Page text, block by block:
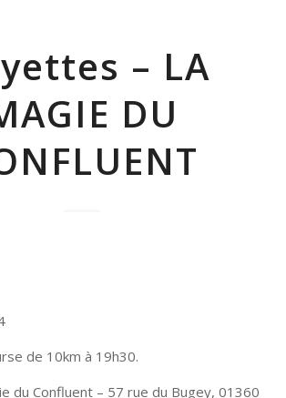
– LA
DU
de 10km à 19h30.
du Confluent – 57 rue du Bugey, 01360